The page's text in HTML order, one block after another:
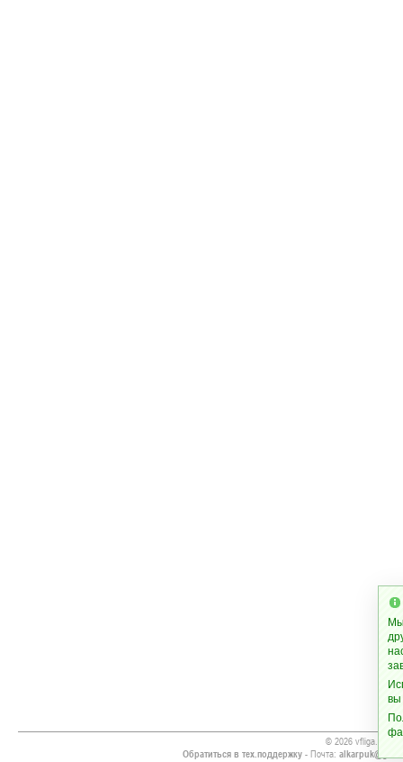
© 2026 vfliga.com
Обратиться в тех.поддержку- Почта:
вы